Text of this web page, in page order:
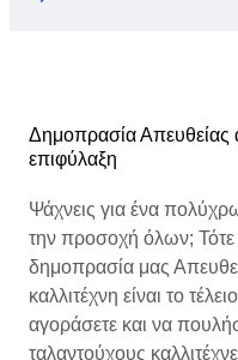
Δημοπρασία Απευθείας
επιφύλαξη
Ψάχνεις για ένα
την προσοχή όλων;
δημοπρασία μας
καλλιτέχνη είναι το
αγοράσετε και να
ταλαντούχους